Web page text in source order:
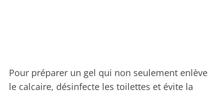
Pour préparer un gel qui non seulement enlève
le calcaire, désinfecte les toilettes et évite la